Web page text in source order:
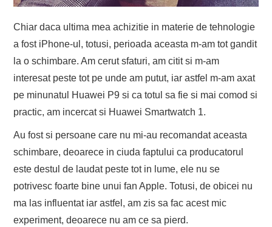
Chiar daca ultima mea achizitie in materie de tehnologie
a fost iPhone-ul, totusi, perioada aceasta m-am tot gandit
la o schimbare. Am cerut sfaturi, am citit si m-am
interesat peste tot pe unde am putut, iar astfel m-am axat
pe minunatul Huawei P9 si ca totul sa fie si mai comod si
practic, am incercat si Huawei Smartwatch 1.
Au fost si persoane care nu mi-au recomandat aceasta
schimbare, deoarece in ciuda faptului ca producatorul
este destul de laudat peste tot in lume, ele nu se
potrivesc foarte bine unui fan Apple. Totusi, de obicei nu
ma las influentat iar astfel, am zis sa fac acest mic
experiment, deoarece nu am ce sa pierd.